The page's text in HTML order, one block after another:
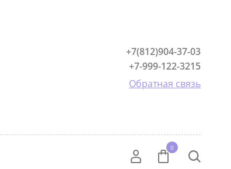
+7(812)904-37-03
+7-999-122-3215
Обратная связь
0